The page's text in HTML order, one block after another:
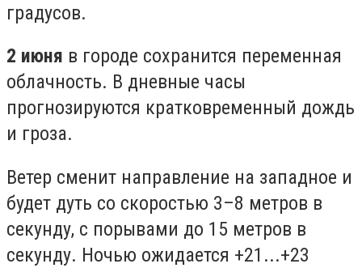
градусов.
2 июня в городе сохранится переменная
облачность. В дневные часы
прогнозируются кратковременный дождь
и гроза.
Ветер сменит направление на западное и
будет дуть со скоростью 3–8 метров в
секунду, с порывами до 15 метров в
секунду. Ночью ожидается +21...+23